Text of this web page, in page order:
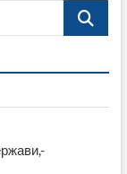
Поиск…